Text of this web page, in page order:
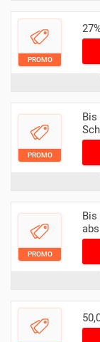
PROMO
PROMO
PROMO